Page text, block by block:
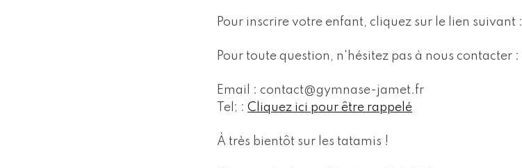
Pour inscrire votre enfant, cliquez sur le lien suivant :
Pour toute question, n'hésitez pas à nous contacter :
Email : contact@gymnase-jamet.fr
Tel; : Cliquez ici pour être rappelé
À très bientôt sur les tatamis !